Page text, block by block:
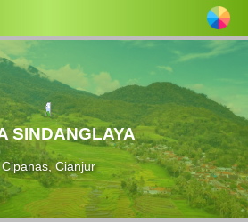
SINDANGLAYA
Cipanas, Cianjur